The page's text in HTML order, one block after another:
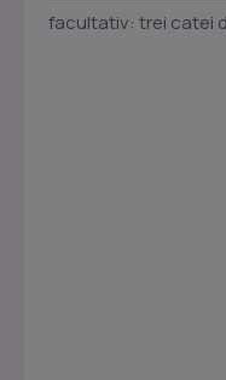
facultativ: trei catei